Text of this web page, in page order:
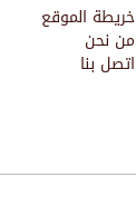
خريطة الموقع
من نحن
اتصل بنا